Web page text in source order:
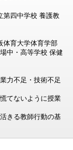
第四中学校 養護教
体育大学体育学部
中・高等学校 保健
力不足・技術不足
てないように授業
きる教師行動の基